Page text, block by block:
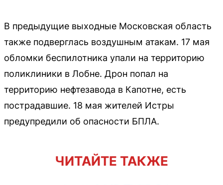
В предыдущие выходные Московская область
также подверглась воздушным атакам. 17 мая
обломки беспилотника упали на территорию
поликлиники в Лобне. Дрон попал на
территорию нефтезавода в Капотне, есть
пострадавшие. 18 мая жителей Истры
предупредили об опасности БПЛА.
ЧИТАЙТЕ ТАКЖЕ